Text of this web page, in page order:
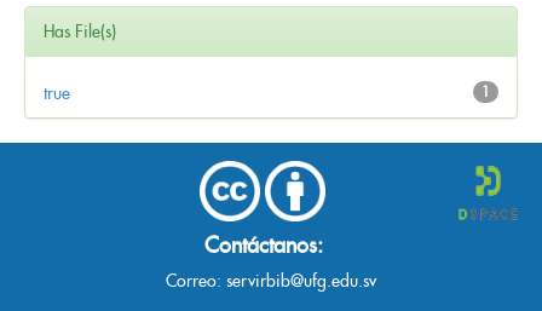
Has File(s)
1
true
Contáctanos:
Correo: servirbib@ufg.edu.sv